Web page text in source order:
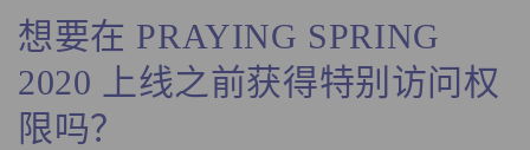
想要在 PRAYING SPRING
2020 上线之前获得特别访问权
限吗？